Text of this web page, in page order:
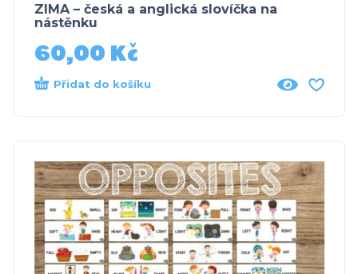
ZIMA – česká a anglická slovíčka na
nástěnku
60,00 Kč
Přidat do košíku